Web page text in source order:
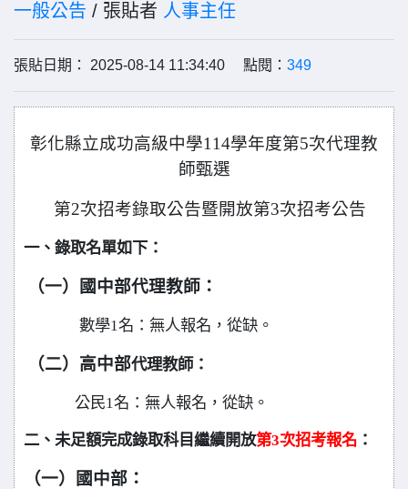
一般公告 / 張貼者 人事主任
張貼日期： 2025-08-14 11:34:40 點閱： 349
彰化縣立成功高級中學114學年度第5次代理教
師甄選
第2次招考錄取公告暨開放第3次招考公告
一、錄取名單如下：
（一）國中部代理教師：
數學1名：無人報名，從缺。
（二）高中部代理教師：
公民1名：無人報名，從缺。
二、未足額完成錄取科目繼續開放第3次招考報名 ：
（一）國中部：